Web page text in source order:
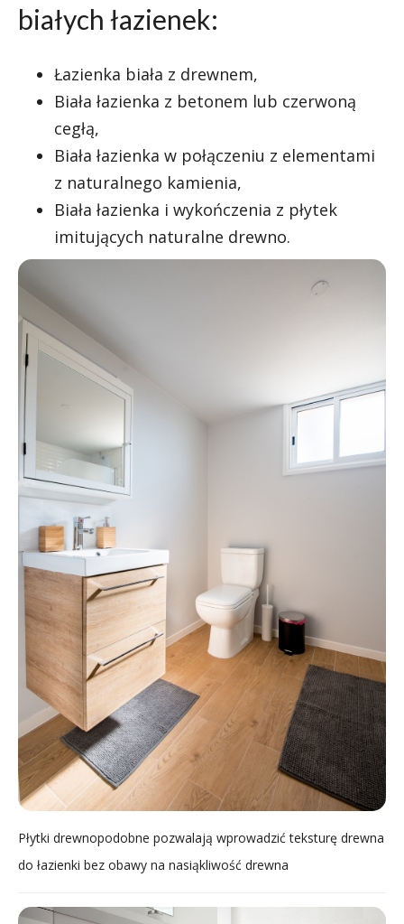
białych łazienek:
Łazienka biała z drewnem,
Biała łazienka z betonem lub czerwoną
cegłą,
Biała łazienka w połączeniu z elementami
z naturalnego kamienia,
Biała łazienka i wykończenia z płytek
imitujących naturalne drewno.
Płytki drewnopodobne pozwalają wprowadzić teksturę drewna
do łazienki bez obawy na nasiąkliwość drewna